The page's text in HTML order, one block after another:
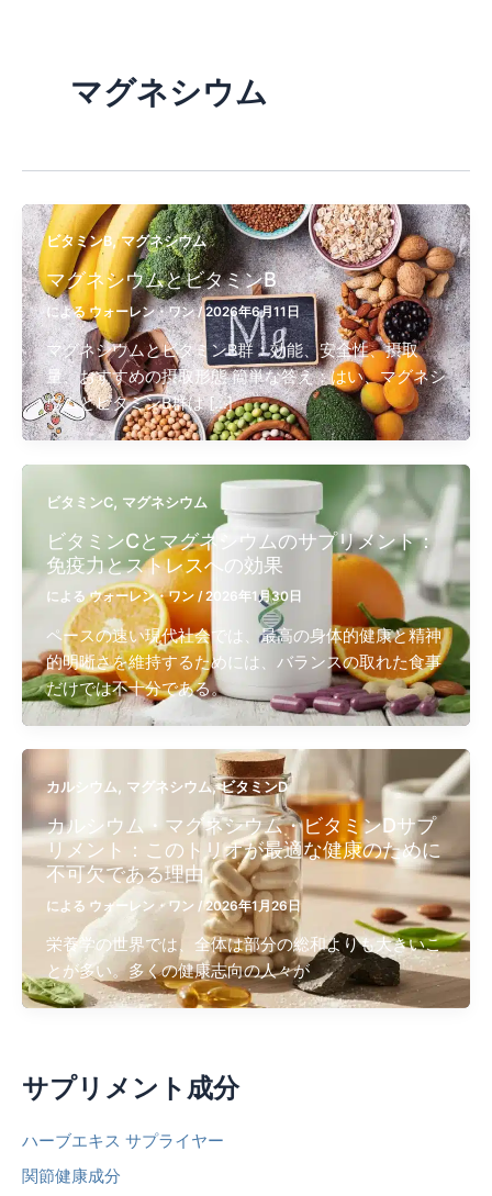
マグネシウム
ビタミンB,マグネシウム
マグネシウムとビタミンB
による ウォーレン・ワン/2026年6月11日
マグネシウムとビタミンB群：効能、安全性、摂取
量、おすすめの摂取形態 簡単な答え：はい、マグネシ
ウムとビタミンB群は […]
ビタミンC, マグネシウム
ビタミンCとマグネシウムのサプリメント：
免疫力とストレスへの効果
によるウォーレン・ワン /2026年1月30日
ペースの速い現代社会では、最高の身体的健康と精神
的明晰さを維持するためには、バランスの取れた食事
だけでは不十分である。
カルシウム, マグネシウム,ビタミンD
カルシウム・マグネシウム・ビタミンDサプ
リメント：このトリオが最適な健康のために
不可欠である理由
による ウォーレン・ワン /2026年1月26日
栄養学の世界では、全体は部分の総和よりも大きいこ
とが多い。多くの健康志向の人々が
サプリメント成分
ハーブエキス サプライヤー
関節健康成分